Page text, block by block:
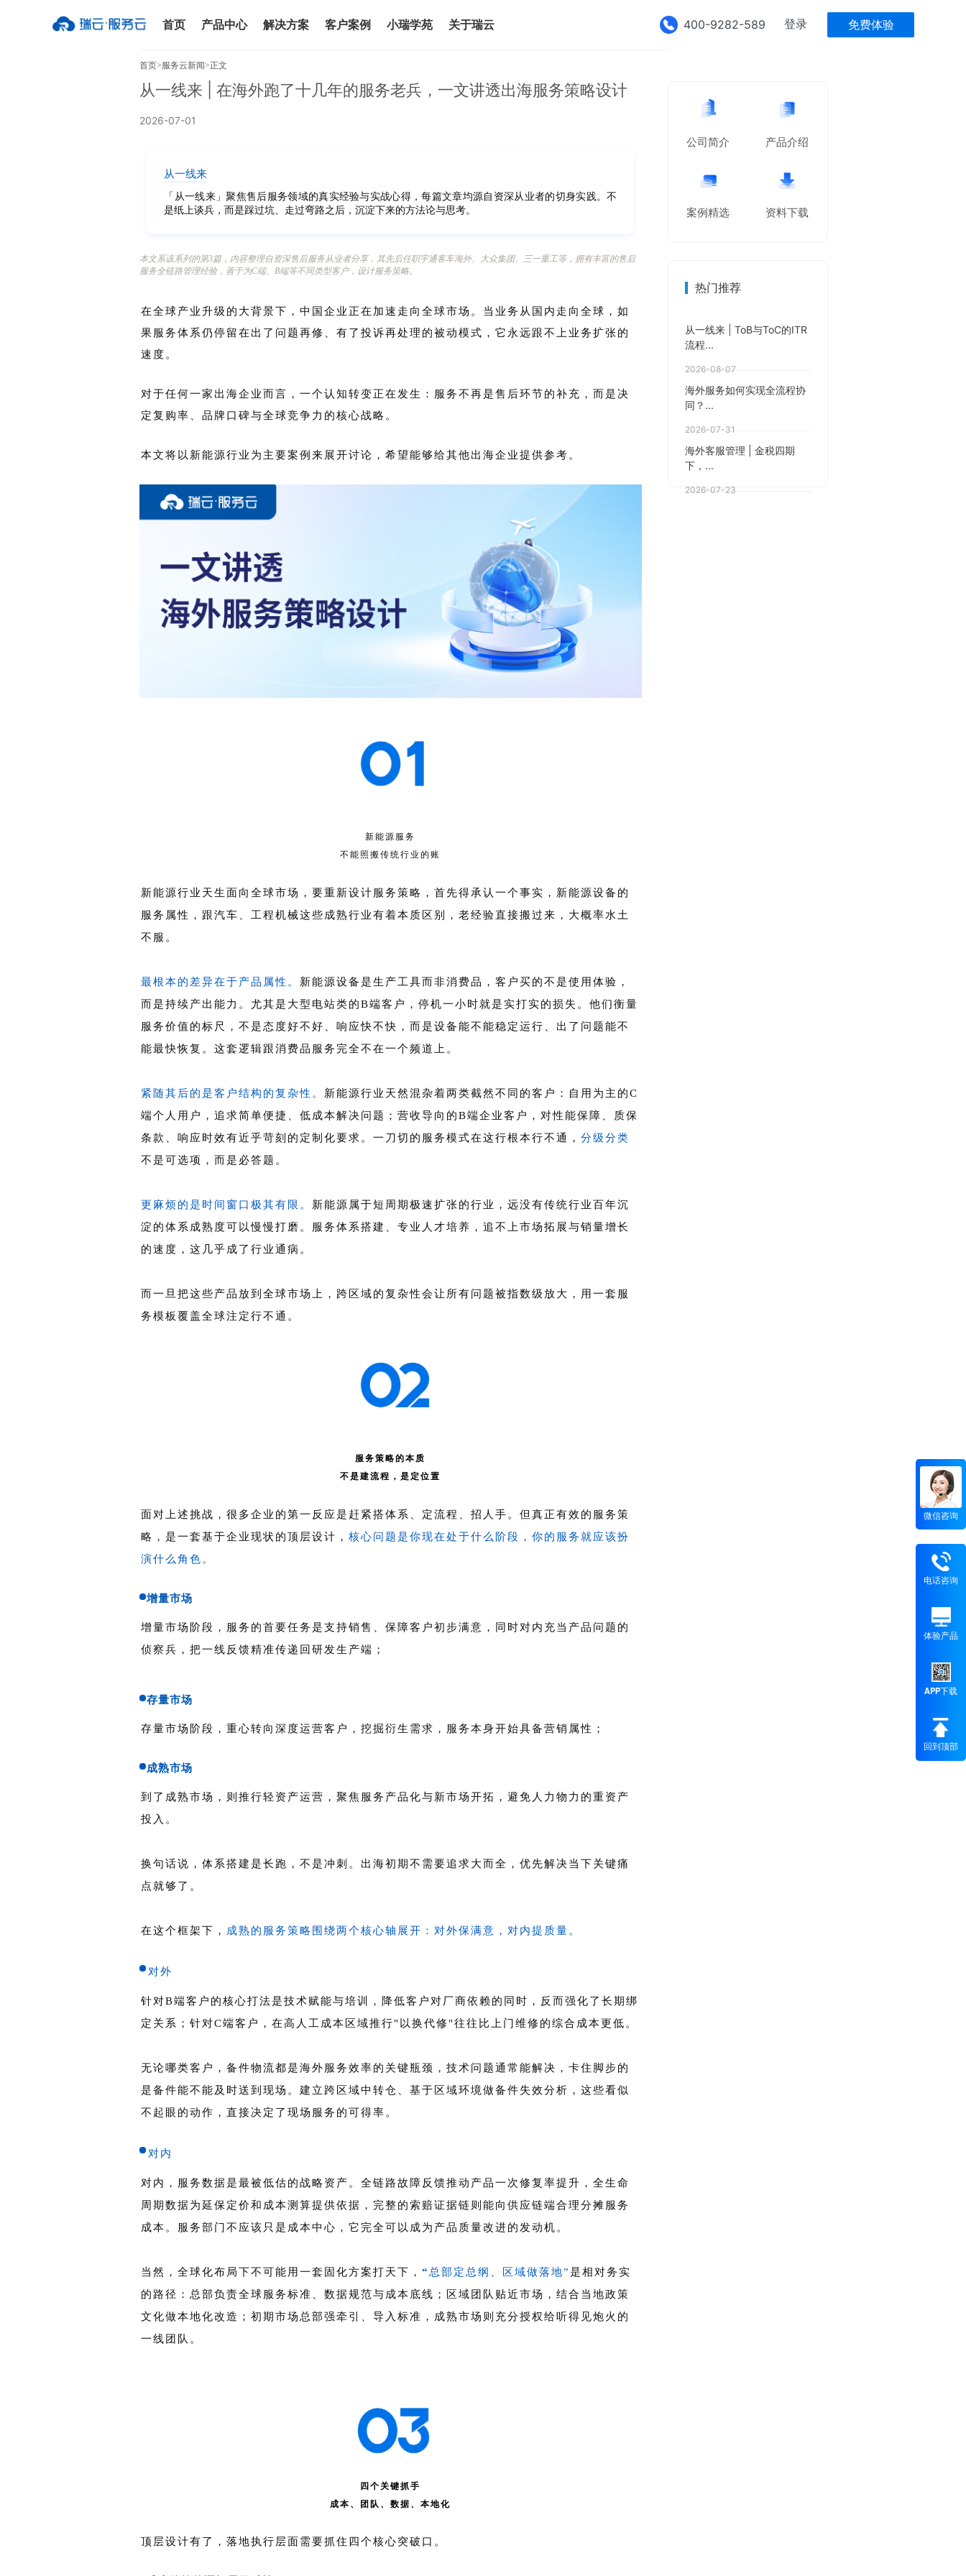
首页 产品中心 解决方案 客户案例 小瑞学苑 关于瑞云 400-9282-589 登录 免费体验
微信咨询
电话咨询
体验产品
APP下载
回到顶部
首页>服务云新闻>正文
从一线来 | 在海外跑了十几年的服务老兵，一文讲透出海服务策略设计
2026-07-01
从一线来
「从一线来」聚焦售后服务领域的真实经验与实战心得，每篇文章均源自资深从业者的切身实践。不
是纸上谈兵，而是踩过坑、走过弯路之后，沉淀下来的方法论与思考。
本文系该系列的第3篇，内容整理自资深售后服务从业者分享，其先后任职宇通客车海外、大众集团、三一重工等，拥有丰富的售后
服务全链路管理经验，善于为C端、B端等不同类型客户，设计服务策略。
在全球产业升级的大背景下，中国企业正在加速走向全球市场。当业务从国内走向全球，如
果服务体系仍停留在出了问题再修、有了投诉再处理的被动模式，它永远跟不上业务扩张的
速度。
对于任何一家出海企业而言，一个认知转变正在发生：服务不再是售后环节的补充，而是决
定复购率、品牌口碑与全球竞争力的核心战略。
本文将以新能源行业为主要案例来展开讨论，希望能够给其他出海企业提供参考。
新能源服务
不能照搬传统行业的账
新能源行业天生面向全球市场，要重新设计服务策略，首先得承认一个事实，新能源设备的
服务属性，跟汽车、工程机械这些成熟行业有着本质区别，老经验直接搬过来，大概率水土
不服。
最根本的差异在于产品属性。 新能源设备是生产工具而非消费品，客户买的不是使用体验，
而是持续产出能力。尤其是大型电站类的B端客户，停机一小时就是实打实的损失。他们衡量
服务价值的标尺，不是态度好不好、响应快不快，而是设备能不能稳定运行、出了问题能不
能最快恢复。这套逻辑跟消费品服务完全不在一个频道上。
紧随其后的是客户结构的复杂性。 新能源行业天然混杂着两类截然不同的客户：自用为主的C
端个人用户，追求简单便捷、低成本解决问题；营收导向的B端企业客户，对性能保障、质保
条款、响应时效有近乎苛刻的定制化要求。一刀切的服务模式在这行根本行不通， 分级分类
不是可选项，而是必答题。
更麻烦的是时间窗口极其有限。 新能源属于短周期极速扩张的行业，远没有传统行业百年沉
淀的体系成熟度可以慢慢打磨。服务体系搭建、专业人才培养，追不上市场拓展与销量增长
的速度，这几乎成了行业通病。
而一旦把这些产品放到全球市场上，跨区域的复杂性会让所有问题被指数级放大，用一套服
务模板覆盖全球注定行不通。
服务策略的本质
不是建流程，是定位置
面对上述挑战，很多企业的第一反应是赶紧搭体系、定流程、招人手。但真正有效的服务策
略，是一套基于企业现状的顶层设计， 核心问题是你现在处于什么阶段，你的服务就应该扮
演什么角色。
增量市场
增量市场阶段，服务的首要任务是支持销售、保障客户初步满意，同时对内充当产品问题的
侦察兵，把一线反馈精准传递回研发生产端；
存量市场
存量市场阶段，重心转向深度运营客户，挖掘衍生需求，服务本身开始具备营销属性；
成熟市场
到了成熟市场，则推行轻资产运营，聚焦服务产品化与新市场开拓，避免人力物力的重资产
投入。
换句话说，体系搭建是长跑，不是冲刺。出海初期不需要追求大而全，优先解决当下关键痛
点就够了。
在这个框架下， 成熟的服务策略围绕两个核心轴展开：对外保满意，对内提质量。
对外
针对B端客户的核心打法是技术赋能与培训，降低客户对厂商依赖的同时，反而强化了长期绑
定关系；针对C端客户，在高人工成本区域推行"以换代修"往往比上门维修的综合成本更低。
无论哪类客户，备件物流都是海外服务效率的关键瓶颈，技术问题通常能解决，卡住脚步的
是备件能不能及时送到现场。建立跨区域中转仓、基于区域环境做备件失效分析，这些看似
不起眼的动作，直接决定了现场服务的可得率。
对内
对内，服务数据是最被低估的战略资产。全链路故障反馈推动产品一次修复率提升，全生命
周期数据为延保定价和成本测算提供依据，完整的索赔证据链则能向供应链端合理分摊服务
成本。服务部门不应该只是成本中心，它完全可以成为产品质量改进的发动机。
当然，全球化布局下不可能用一套固化方案打天下， “总部定总纲、区域做落地”是相对务实
的路径：总部负责全球服务标准、数据规范与成本底线；区域团队贴近市场，结合当地政策
文化做本地化改造；初期市场总部强牵引、导入标准，成熟市场则充分授权给听得见炮火的
一线团队。
四个关键抓手
成本、团队、数据、本地化
顶层设计有了，落地执行层面需要抓住四个核心突破口。
公司简介 产品介绍
案例精选 资料下载
热门推荐
从一线来 | ToB与ToC的ITR
流程...
2026-08-07
海外服务如何实现全流程协
同？...
2026-07-31
海外客服管理 | 金税四期
下，...
2026-07-23